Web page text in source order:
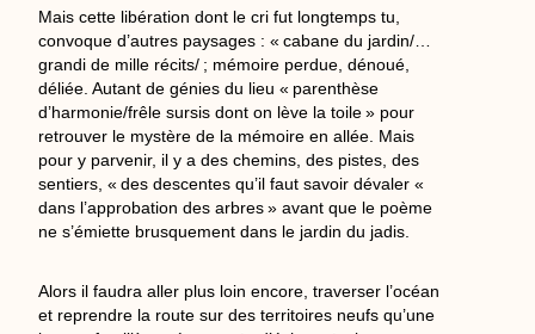
Mais cette libération dont le cri fut longtemps tu,
convoque d’autres paysages : « cabane du jardin/…
grandi de mille récits/ ; mémoire perdue, dénoué,
déliée. Autant de génies du lieu « parenthèse
d’harmonie/frêle sursis dont on lève la toile » pour
retrouver le mystère de la mémoire en allée. Mais
pour y parvenir, il y a des chemins, des pistes, des
sentiers, « des descentes qu’il faut savoir dévaler «
dans l’approbation des arbres » avant que le poème
ne s’émiette brusquement dans le jardin du jadis.
Alors il faudra aller plus loin encore, traverser l’océan
et reprendre la route sur des territoires neufs qu’une